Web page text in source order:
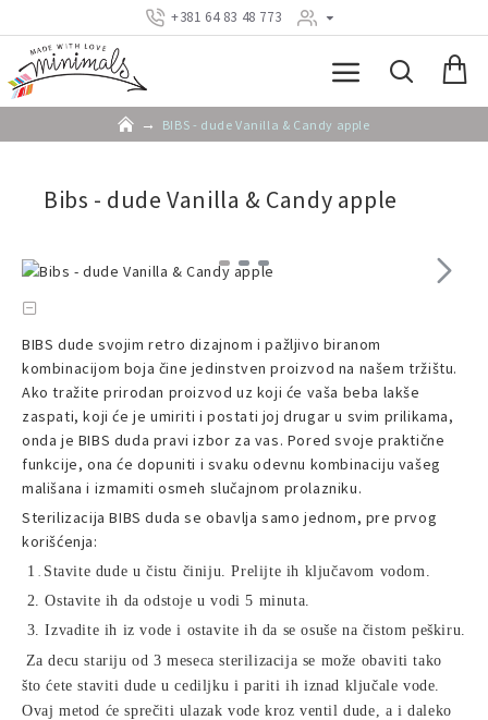
+381 64 83 48 773
BIBS - dude Vanilla & Candy apple
Bibs - dude Vanilla & Candy apple
BIBS dude svojim retro dizajnom i pažljivo biranom
kombinacijom boja čine jedinstven proizvod na našem tržištu.
Ako tražite prirodan proizvod uz koji će vaša beba lakše
zaspati, koji će je umiriti i postati joj drugar u svim prilikama,
onda je BIBS duda pravi izbor za vas. Pored svoje praktične
funkcije, ona će dopuniti i svaku odevnu kombinaciju vašeg
mališana i izmamiti osmeh slučajnom prolazniku.
Sterilizacija BIBS duda se obavlja samo jednom, pre prvog
korišćenja:
1
Stavite dude u čistu činiju. Prelijte ih ključavom vodom.
2.Ostavite ih da odstoje u vodi 5 minuta.
3.Izvadite ih iz vode i ostavite ih da se osuše na čistom peškiru.
Za decu stariju od 3 meseca sterilizacija se može obaviti tako
što ćete staviti dude u cediljku i pariti ih iznad ključale vode.
Ovaj metod će sprečiti ulazak vode kroz ventil dude, a i daleko